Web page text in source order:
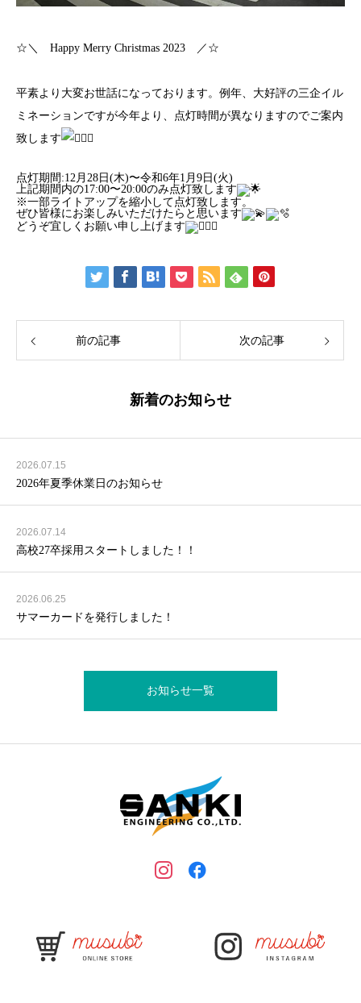
☆＼ Happy Merry Christmas 2023 ／☆
平素より大変お世話になっております。例年、大好評の三企イル
ミネーションですが今年より、点灯時間が異なりますのでご案内
致します
点灯期間:12月28日(木)〜令和6年1月9日(火)
上記期間内の17:00〜20:00のみ点灯致します
※一部ライトアップを縮小して点灯致します。
ぜひ皆様にお楽しみいただけたらと思います
どうぞ宜しくお願い申し上げます
前の記事 次の記事
新着のお知らせ
2026.07.15
2026年夏季休業日のお知らせ
2026.07.14
高校27卒採用スタートしました！！
2026.06.25
サマーカードを発行しました！
お知らせ一覧